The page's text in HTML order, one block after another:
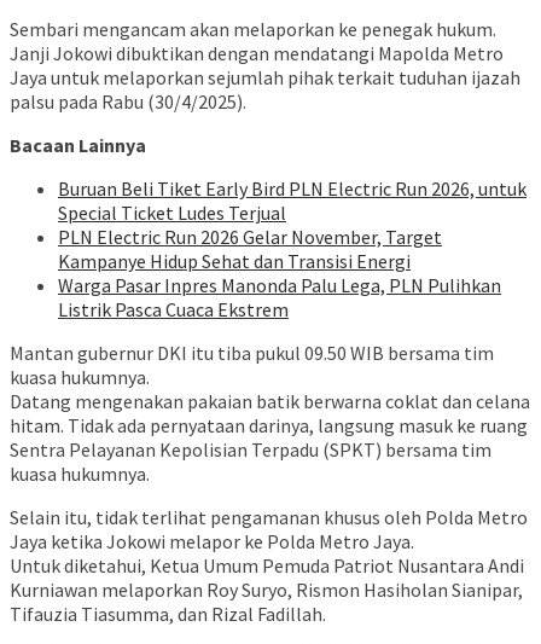
Sembari mengancam akan melaporkan ke penegak hukum.
Janji Jokowi dibuktikan dengan mendatangi Mapolda Metro
Jaya untuk melaporkan sejumlah pihak terkait tuduhan ijazah
palsu pada Rabu (30/4/2025).
Bacaan Lainnya
Buruan Beli Tiket Early Bird PLN Electric Run 2026, untuk
Special Ticket Ludes Terjual
PLN Electric Run 2026 Gelar November, Target
Kampanye Hidup Sehat dan Transisi Energi
Warga Pasar Inpres Manonda Palu Lega, PLN Pulihkan
Listrik Pasca Cuaca Ekstrem
Mantan gubernur DKI itu tiba pukul 09.50 WIB bersama tim
kuasa hukumnya.
Datang mengenakan pakaian batik berwarna coklat dan celana
hitam. Tidak ada pernyataan darinya, langsung masuk ke ruang
Sentra Pelayanan Kepolisian Terpadu (SPKT) bersama tim
kuasa hukumnya.
Selain itu, tidak terlihat pengamanan khusus oleh Polda Metro
Jaya ketika Jokowi melapor ke Polda Metro Jaya.
Untuk diketahui, Ketua Umum Pemuda Patriot Nusantara Andi
Kurniawan melaporkan Roy Suryo, Rismon Hasiholan Sianipar,
Tifauzia Tiasumma, dan Rizal Fadillah.